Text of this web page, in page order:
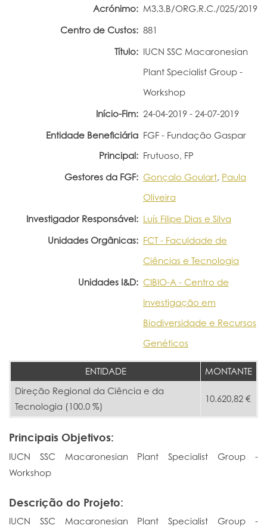
Acrónimo: M3.3.B/ORG.R.C./025/2019
Centro de Custos: 881
Título: IUCN SSC Macaronesian
Plant Specialist Group -
Workshop
Início-Fim: 24-04-2019 - 24-07-2019
Entidade Beneficiária
Principal:
FGF - Fundação Gaspar
Frutuoso, FP
Gestores da FGF: Gonçalo Goulart, Paula
Oliveira
Investigador Responsável: Luís Filipe Dias e Silva
Unidades Orgânicas: FCT - Faculdade de
Ciências e Tecnologia
Unidades I&D: CIBIO-A - Centro de
Investigação em
Biodiversidade e Recursos
Genéticos
ENTIDADE
MONTANTE
Direção Regional da Ciência e da
Tecnologia (100.0 %)
10.620,82 €
Principais Objetivos:
IUCN SSC Macaronesian Plant Specialist Group -
Workshop
Descrição do Projeto:
IUCN SSC Macaronesian Plant Specialist Group -